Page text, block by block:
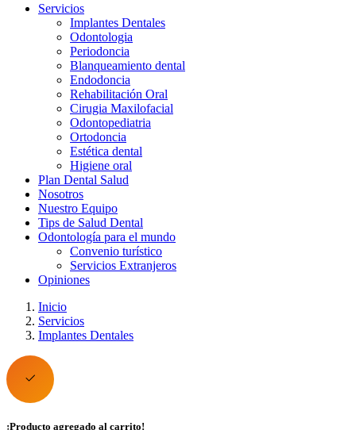
Servicios
Implantes Dentales
Odontologia
Periodoncia
Blanqueamiento dental
Endodoncia
Rehabilitación Oral
Cirugia Maxilofacial
Odontopediatria
Ortodoncia
Estética dental
Higiene oral
Plan Dental Salud
Nosotros
Nuestro Equipo
Tips de Salud Dental
Odontología para el mundo
Convenio turístico
Servicios Extranjeros
Opiniones
Inicio
Servicios
Implantes Dentales
¡Producto agregado al carrito!